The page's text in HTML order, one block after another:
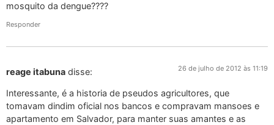
mosquito da dengue????
Responder
reage itabuna disse: 26 de julho de 2012 às 11:19
Interessante, é a historia de pseudos agricultores, que
tomavam dindim oficial nos bancos e compravam mansoes e
apartamento em Salvador, para manter suas amantes e as